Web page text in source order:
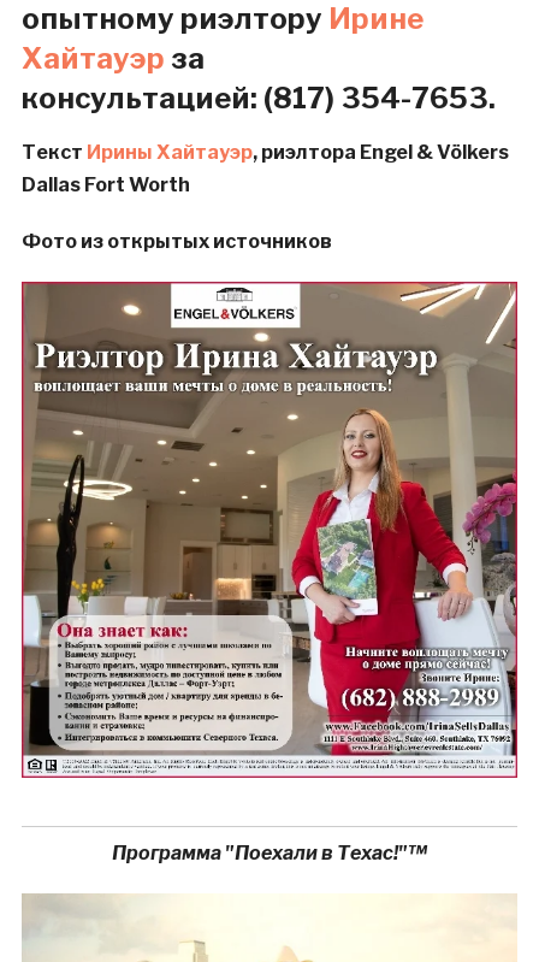
опытному риэлтору Ирине
Хайтауэр за
консультацией: (817) 354-7653.
Текст Ирины Хайтауэр, риэлтора Engel & Völkers
Dallas Fort Worth
Фото из открытых источников
Программа "Поехали в Техас!"™